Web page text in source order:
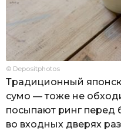
© Depositphotos
Традиционный
сумо — тоже не
посыпают ринг перед
во входных дверях